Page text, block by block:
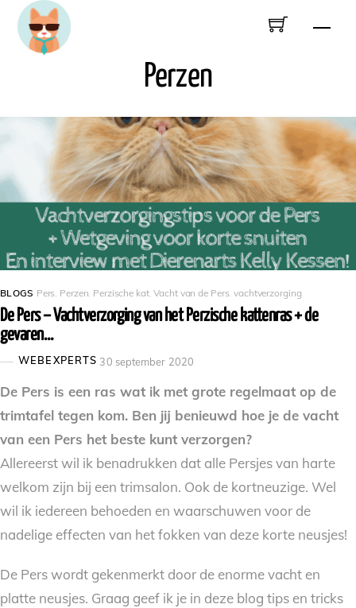
Skip
content
Perzen
BLOGS Pers Perzen Perzische kat, Vacht van de Pers vachtverzorging
De Pers – Vachtverzorging van het Perzische kattenras + de
gevaren…
WEBEXPERTS 30 september 2020
De Pers is een ras wat ik met grote regelmaat op de
trimtafel tegen kom. Ben jij benieuwd hoe je de vacht
van een Pers het beste kunt verzorgen?
Allereerst wil ik benadrukken dat alle Persjes van harte
welkom zijn bij een trimsalon. Ook de kortneuzige. Wel
wil ik iedereen behoeden en waarschuwen voor de
nadelige effecten van het fokken van deze korte neusjes!
De Pers wordt gekenmerkt door de enorme vacht en
platte neusjes. Graag geef ik je in deze blog tips en tricks